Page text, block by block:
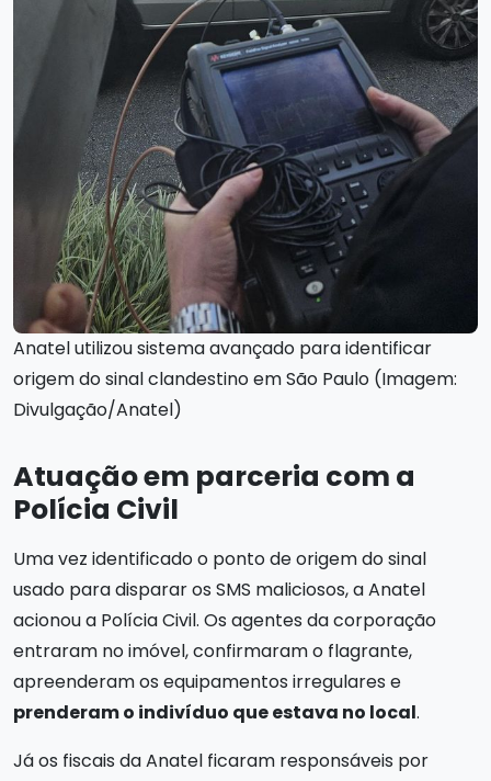
Anatel utilizou sistema avançado para identificar
origem do sinal clandestino em São Paulo (Imagem:
Divulgação/Anatel)
Atuação em parceria com a
Polícia Civil
Uma vez identificado o ponto de origem do sinal
usado para disparar os SMS maliciosos, a Anatel
acionou a Polícia Civil. Os agentes da corporação
entraram no imóvel, confirmaram o flagrante,
apreenderam os equipamentos irregulares e
prenderam o indivíduo que estava no local.
Já os fiscais da Anatel ficaram responsáveis por